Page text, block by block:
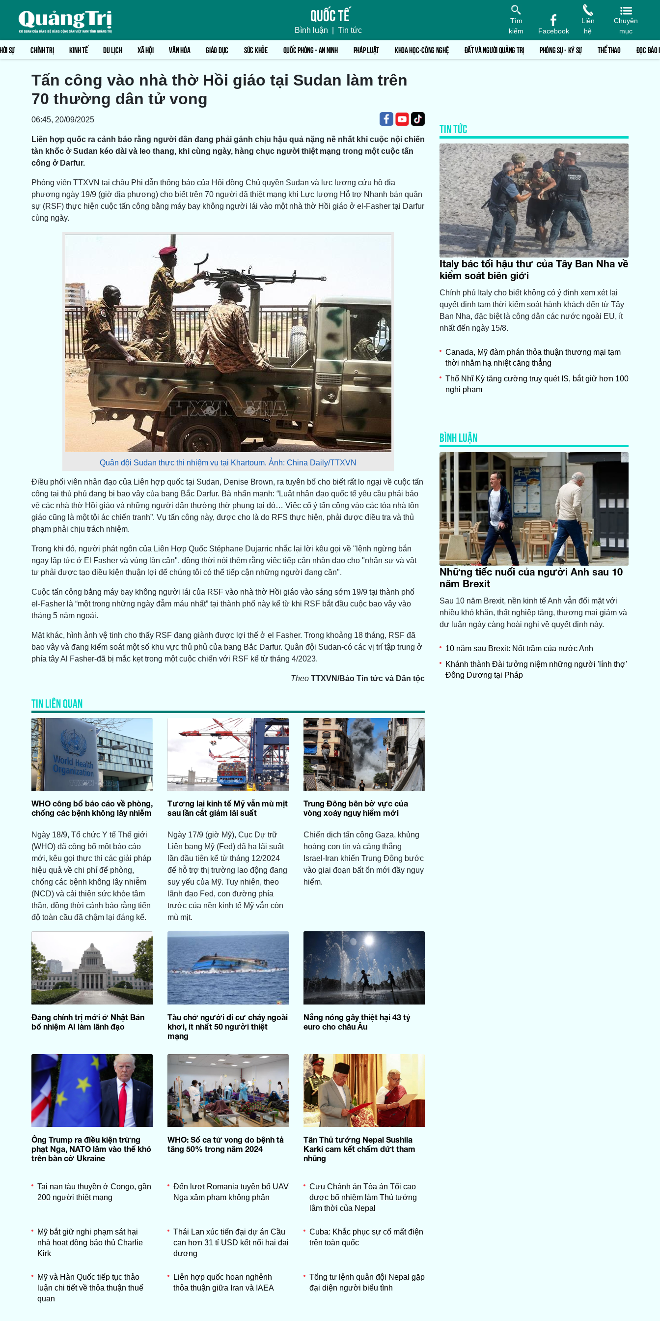
Quốc tế
Bình luận Tin tức
Tìm
kiếm
Facebook
Liên
hệ
Chuyên
mục
SỰ CHÍNH TRỊ KINH TẾ DU LỊCH XÃ HỘI VĂN HÓA GIÁO DỤC SỨC KHỎE QUỐC PHÒNG - AN NINH PHÁP LUẬT KHOA HỌC-CÔNG NGHỆ ĐẤT VÀ NGƯỜI QUẢNG TRỊ PHÓNG SỰ - KÝ SỰ THỂ THAO ĐỌC BÁO
Tấn công vào nhà thờ Hồi giáo tại Sudan làm trên
70 thường dân tử vong
06:45, 20/09/2025
Liên hợp quốc ra cảnh báo rằng người dân đang phải gánh chịu hậu quả nặng nề nhất khi cuộc nội chiến
tàn khốc ở Sudan kéo dài và leo thang, khi cùng ngày, hàng chục người thiệt mạng trong một cuộc tấn
công ở Darfur.
Phóng viên TTXVN tại châu Phi dẫn thông báo của Hội đồng Chủ quyền Sudan và lực lượng cứu hộ địa
phương ngày 19/9 (giờ địa phương) cho biết trên 70 người đã thiệt mạng khi Lực lượng Hỗ trợ Nhanh bán quân
sự (RSF) thực hiện cuộc tấn công bằng máy bay không người lái vào một nhà thờ Hồi giáo ở el-Fasher tại Darfur
cùng ngày.
Quân đội Sudan thực thi nhiệm vụ tại Khartoum. Ảnh: China Daily/TTXVN
Điều phối viên nhân đạo của Liên hợp quốc tại Sudan, Denise Brown, ra tuyên bố cho biết rất lo ngại về cuộc tấn
công tại thủ phủ đang bị bao vây của bang Bắc Darfur. Bà nhấn mạnh: “Luật nhân đạo quốc tế yêu cầu phải bảo
vệ các nhà thờ Hồi giáo và những người dân thường thờ phụng tại đó… Việc cố ý tấn công vào các tòa nhà tôn
giáo cũng là một tội ác chiến tranh”. Vụ tấn công này, được cho là do RFS thực hiện, phải được điều tra và thủ
phạm phải chịu trách nhiệm.
Trong khi đó, người phát ngôn của Liên Hợp Quốc Stéphane Dujarric nhắc lại lời kêu gọi về "lệnh ngừng bắn
ngay lập tức ở El Fasher và vùng lân cận", đồng thời nói thêm rằng việc tiếp cận nhân đạo cho "nhân sự và vật
tư phải được tạo điều kiện thuận lợi để chúng tôi có thể tiếp cận những người đang cần".
Cuộc tấn công bằng máy bay không người lái của RSF vào nhà thờ Hồi giáo vào sáng sớm 19/9 tại thành phố
el-Fasher là “một trong những ngày đẫm máu nhất” tại thành phố này kể từ khi RSF bắt đầu cuộc bao vây vào
tháng 5 năm ngoái.
Mặt khác, hình ảnh vệ tinh cho thấy RSF đang giành được lợi thế ở el Fasher. Trong khoảng 18 tháng, RSF đã
bao vây và đang kiểm soát một số khu vực thủ phủ của bang Bắc Darfur. Quân đội Sudan-có các vị trí tập trung ở
phía tây Al Fasher-đã bị mắc kẹt trong một cuộc chiến với RSF kể từ tháng 4/2023.
Theo TTXVN/Báo Tin tức và Dân tộc
TIN LIÊN QUAN
WHO công bố báo cáo về phòng,
chống các bệnh không lây nhiễm
Ngày 18/9, Tổ chức Y tế Thế giới
(WHO) đã công bố một báo cáo
mới, kêu gọi thực thi các giải pháp
hiệu quả về chi phí để phòng,
chống các bệnh không lây nhiễm
(NCD) và cải thiện sức khỏe tâm
thần, đồng thời cảnh báo rằng tiến
độ toàn cầu đã chậm lại đáng kể.
Tương lai kinh tế Mỹ vẫn mù mịt
sau lần cắt giảm lãi suất
Ngày 17/9 (giờ Mỹ), Cục Dự trữ
Liên bang Mỹ (Fed) đã hạ lãi suất
lần đầu tiên kể từ tháng 12/2024
để hỗ trợ thị trường lao động đang
suy yếu của Mỹ. Tuy nhiên, theo
lãnh đạo Fed, con đường phía
trước của nền kinh tế Mỹ vẫn còn
mù mịt.
Trung Đông bên bờ vực của
vòng xoáy nguy hiểm mới
Chiến dịch tấn công Gaza, khủng
hoảng con tin và căng thẳng
Israel-Iran khiến Trung Đông bước
vào giai đoạn bất ổn mới đầy nguy
hiểm.
Đảng chính trị mới ở Nhật Bản
bổ nhiệm AI làm lãnh đạo
Tàu chở người di cư cháy ngoài
khơi, ít nhất 50 người thiệt
mạng
Nắng nóng gây thiệt hại 43 tỷ
euro cho châu Âu
Ông Trump ra điều kiện trừng
phạt Nga, NATO lâm vào thế khó
trên bàn cờ Ukraine
WHO: Số ca tử vong do bệnh tả
tăng 50% trong năm 2024
Tân Thủ tướng Nepal Sushila
Karki cam kết chấm dứt tham
nhũng
Tai nạn tàu thuyền ở Congo, gần
200 người thiệt mạng
Đến lượt Romania tuyên bố UAV
Nga xâm phạm không phận
Cựu Chánh án Tòa án Tối cao
được bổ nhiệm làm Thủ tướng
lâm thời của Nepal
Mỹ bắt giữ nghi phạm sát hại
nhà hoạt động bảo thủ Charlie
Kirk
Thái Lan xúc tiến đại dự án Cầu
cạn hơn 31 tỉ USD kết nối hai đại
dương
Cuba: Khắc phục sự cố mất điện
trên toàn quốc
Mỹ và Hàn Quốc tiếp tục thảo
luận chi tiết về thỏa thuận thuế
quan
Liên hợp quốc hoan nghênh
thỏa thuận giữa Iran và IAEA
Tổng tư lệnh quân đội Nepal gặp
đại diện người biểu tình
TIN TỨC
Italy bác tối hậu thư của Tây Ban Nha về
kiểm soát biên giới
Chính phủ Italy cho biết không có ý định xem xét lại
quyết định tạm thời kiểm soát hành khách đến từ Tây
Ban Nha, đặc biệt là công dân các nước ngoài EU, ít
nhất đến ngày 15/8.
Canada, Mỹ đàm phán thỏa thuận thương mại tạm
thời nhằm hạ nhiệt căng thẳng
Thổ Nhĩ Kỳ tăng cường truy quét IS, bắt giữ hơn 100
nghi phạm
BÌNH LUẬN
Những tiếc nuối của người Anh sau 10
năm Brexit
Sau 10 năm Brexit, nền kinh tế Anh vẫn đối mặt với
nhiều khó khăn, thất nghiệp tăng, thương mại giảm và
dư luận ngày càng hoài nghi về quyết định này.
10 năm sau Brexit: Nốt trầm của nước Anh
Khánh thành Đài tưởng niệm những người 'lính thợ'
Đông Dương tại Pháp